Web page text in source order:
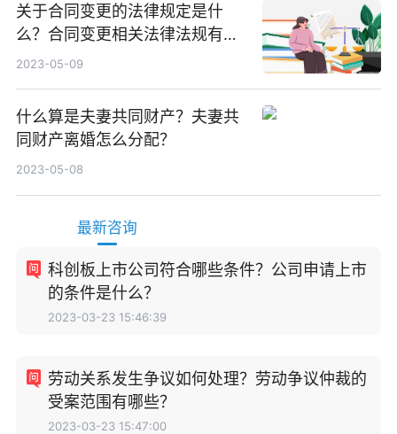
关于合同变更的法律规定是什
么？合同变更相关法律法规有哪
些？
2023-05-09
什么算是夫妻共同财产？夫妻共
同财产离婚怎么分配？
2023-05-08
最新咨询
科创板上市公司符合哪些条件？公司申请上市
的条件是什么？
2023-03-23 15:46:39
劳动关系发生争议如何处理？劳动争议仲裁的
受案范围有哪些？
2023-03-23 15:47:00